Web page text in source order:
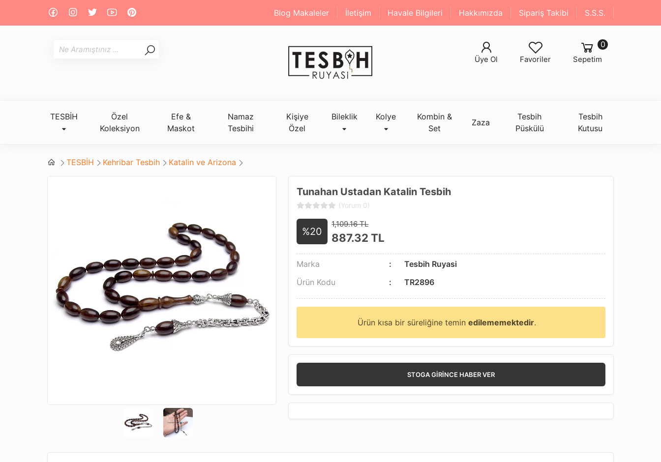
Blog Makaleler İletişim Havale Bilgileri Hakkımızda Sipariş Takibi S.S.S.
Sepetim
0
Favoriler
Üye Ol
TESBİH
Özel
Koleksiyon
Efe &
Maskot
Namaz
Tesbihi
Kişiye
Özel
Bileklik Kolye
Kombin &
Set
Zaza
Tesbih
Püskülü
Tesbih
Kutusu
TESBİH Kehribar Tesbih Katalin ve Arizona
Tunahan Ustadan Katalin Tesbih
(Yorum 0)
%20
1,109.16 TL
887.32 TL
Marka
Tesbih Ruyasi
Ürün Kodu
TR2896
Ürün kısa bir süreliğine teminedilememektedir.
STOGA GIRINCE HABER VER